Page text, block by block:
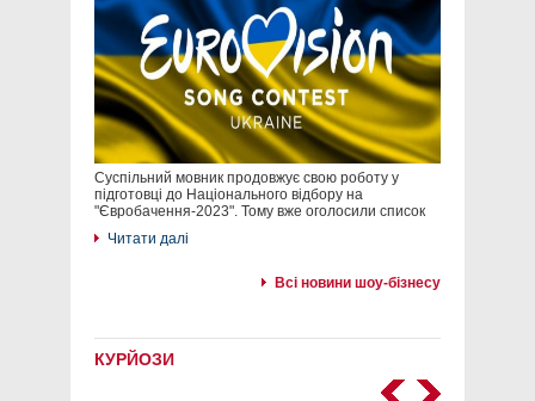
Суспільний мовник продовжує свою роботу у
підготовці до Національного відбору на
"Євробачення-2023". Тому вже оголосили список
Читати далі
Всі новини шоу-бізнесу
КУРЙОЗИ